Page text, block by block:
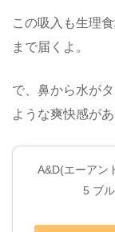
この吸入も生理
まで届くよ。
で、鼻から水が
ような爽快感があ
A&D(エーアン
5 ブ